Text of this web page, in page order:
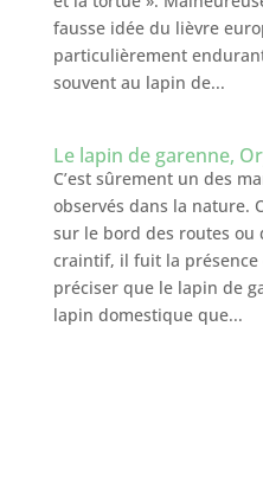
fausse idée du lièvre
particulièrement
souvent au lapin de...
Le lapin de garenne,
C’est sûrement un des
observés dans la nature.
sur le bord des routes ou
craintif, il fuit la présence
préciser que le lapin de
lapin domestique que...